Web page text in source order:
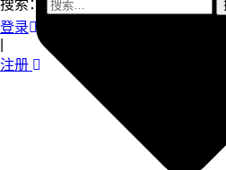
搜索：
登录
注册